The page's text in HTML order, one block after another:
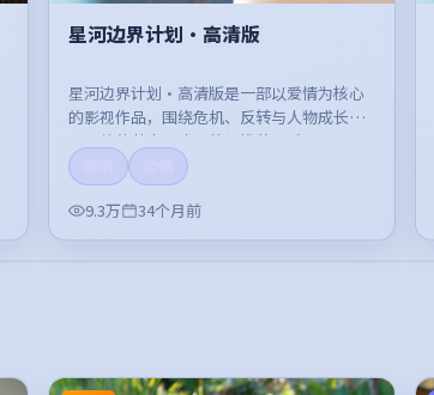
星河边界计划·高清版
星河边界计划·高清版是一部以爱情为核心
的影视作品，围绕危机、反转与人物成长展
开，整体节奏紧凑，值得推荐观看。
9.3万
34个月前